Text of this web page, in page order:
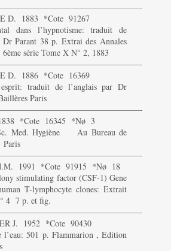
D. 1883 *Cote 91267
dans l’hypnotisme: traduit de
Dr Parant 38 p. Extrai des Annales
série Tome X N° 2, 1883
D. 1886 *Cote 16369
traduit de l’anglais par Dr
Paris
*Cote 16345 *Nø 3
Med. Hygiène Au Bureau de
Paris
1991 *Cote 91915 *Nø 18
stimulating factor (CSF-1) Gene
T-lymphocyte clones: Extrait
4 7 p. et fig.
J. 1952 *Cote 90430
l’eau: 501 p. Flammarion , Edition